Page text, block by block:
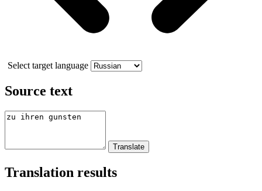
Select target language
Source text
Translation results